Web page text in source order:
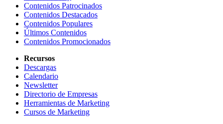
Contenidos Patrocinados
Contenidos Destacados
Contenidos Populares
Últimos Contenidos
Contenidos Promocionados
Recursos
Descargas
Calendario
Newsletter
Directorio de Empresas
Herramientas de Marketing
Cursos de Marketing